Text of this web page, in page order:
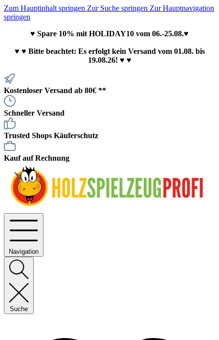
Zum Hauptinhalt springen Zur Suche springen Zur Hauptnavigation
springen
♥ Spare 10% mit HOLIDAY10 vom 06.-25.08.♥
♥ ♥ Bitte beachtet: Es erfolgt kein Versand vom 01.08. bis
19.08.26! ♥ ♥
Kostenloser Versand ab 80€ **
Schneller Versand
Trusted Shops Käuferschutz
Kauf auf Rechnung
Navigation
Suche